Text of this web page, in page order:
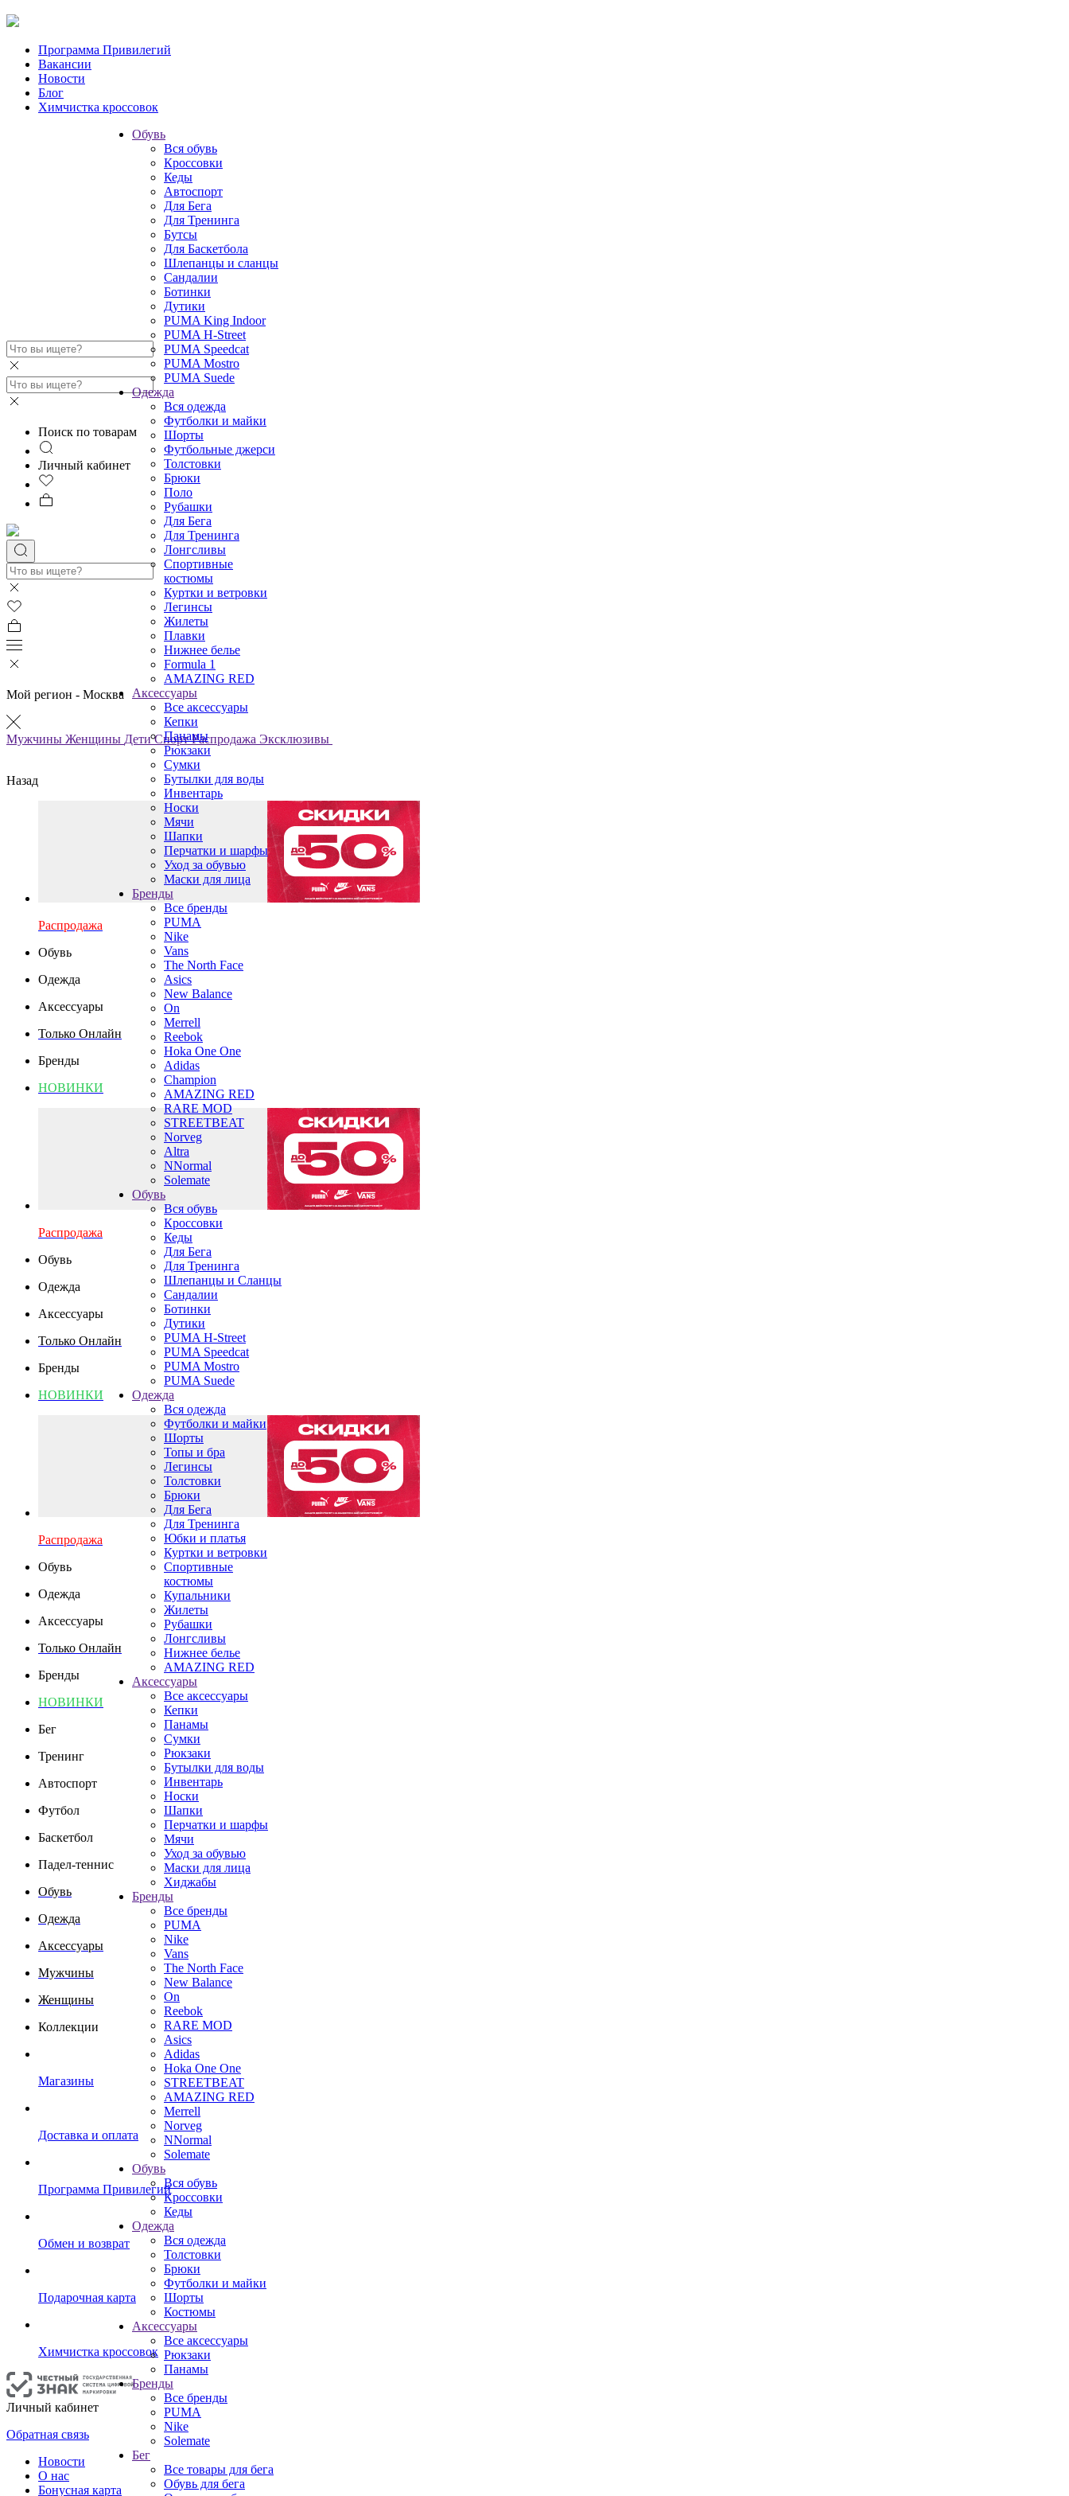
Программа Привилегий
Вакансии
Новости
Блог
Химчистка кроссовок
Обувь
Вся обувь
Кроссовки
Кеды
Автоспорт
Для Бега
Для Тренинга
Бутсы
Для Баскетбола
Шлепанцы и сланцы
Сандалии
Ботинки
Дутики
PUMA King Indoor
PUMA H-Street
PUMA Speedcat
PUMA Mostro
PUMA Suede
Одежда
Вся одежда
Футболки и майки
Шорты
Футбольные джерси
Толстовки
Брюки
Поло
Рубашки
Для Бега
Для Тренинга
Лонгсливы
Спортивные
костюмы
Куртки и ветровки
Легинсы
Жилеты
Плавки
Нижнее белье
Formula 1
AMAZING RED
Аксессуары
Все аксессуары
Кепки
Панамы
Рюкзаки
Сумки
Бутылки для воды
Инвентарь
Носки
Мячи
Шапки
Перчатки и шарфы
Уход за обувью
Маски для лица
Бренды
Все бренды
PUMA
Nike
Vans
The North Face
Asics
New Balance
On
Merrell
Reebok
Hoka One One
Adidas
Champion
AMAZING RED
RARE MOD
STREETBEAT
Norveg
Altra
NNormal
Solemate
Обувь
Вся обувь
Кроссовки
Кеды
Для Бега
Для Тренинга
Шлепанцы и Сланцы
Сандалии
Ботинки
Дутики
PUMA H-Street
PUMA Speedcat
PUMA Mostro
PUMA Suede
Одежда
Вся одежда
Футболки и майки
Шорты
Топы и бра
Легинсы
Толстовки
Брюки
Для Бега
Для Тренинга
Юбки и платья
Куртки и ветровки
Спортивные
костюмы
Купальники
Жилеты
Рубашки
Лонгсливы
Нижнее белье
AMAZING RED
Аксессуары
Все аксессуары
Кепки
Панамы
Сумки
Рюкзаки
Бутылки для воды
Инвентарь
Носки
Шапки
Перчатки и шарфы
Мячи
Уход за обувью
Маски для лица
Хиджабы
Бренды
Все бренды
PUMA
Nike
Vans
The North Face
New Balance
On
Reebok
RARE MOD
Asics
Adidas
Hoka One One
STREETBEAT
AMAZING RED
Merrell
Norveg
NNormal
Solemate
Обувь
Вся обувь
Кроссовки
Кеды
Одежда
Вся одежда
Толстовки
Брюки
Футболки и майки
Шорты
Костюмы
Аксессуары
Все аксессуары
Рюкзаки
Панамы
Бренды
Все бренды
PUMA
Nike
Solemate
Бег
Все товары для бега
Обувь для бега
Поиск по товарам
Личный кабинет
Мой регион - Москва
Мужчины Женщины ДетиСпортРаспродажа Эксклюзивы
Назад
Распродажа
Обувь
Одежда
Аксессуары
Только Онлайн
Бренды
НОВИНКИ
Распродажа
Обувь
Одежда
Аксессуары
Только Онлайн
Бренды
НОВИНКИ
Распродажа
Обувь
Одежда
Аксессуары
Только Онлайн
Бренды
НОВИНКИ
Бег
Тренинг
Автоспорт
Футбол
Баскетбол
Падел-теннис
Обувь
Одежда
Аксессуары
Мужчины
Женщины
Коллекции
Магазины
Доставка и оплата
Программа Привилегий
Обмен и возврат
Подарочная карта
Химчистка кроссовок
Личный кабинет
Обратная связь
Новости
О нас
Бонусная карта